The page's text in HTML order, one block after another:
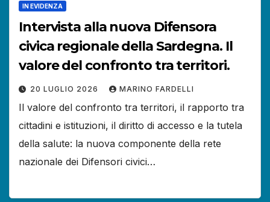
IN EVIDENZA
Intervista alla nuova Difensora
civica regionale della Sardegna. Il
valore del confronto tra territori.
20 LUGLIO 2026 MARINO FARDELLI
Il valore del confronto tra territori, il rapporto tra
cittadini e istituzioni, il diritto di accesso e la tutela
della salute: la nuova componente della rete
nazionale dei Difensori civici…